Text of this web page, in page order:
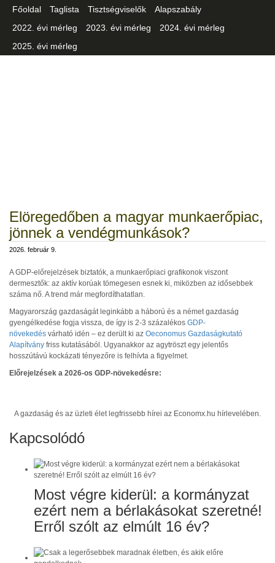
Főoldal Taglista Tisztségviselők
Alapszabály
2022. évi mérleg
2023. évi mérleg
2024. évi mérleg
2025. évi mérleg
Elöregedőben a magyar munkaerőpiac,
jönnek a vendégmunkások?
2026. február 9.
A GDP-előrejelzések biztatók, a munkaerőpiaci grafikonok viszont
dermesztők: az aktív korúak tömegesen esnek ki, miközben az idősebbek
száma nő. A trend már megfordíthatatlan.
Magyarország gazdaságát leginkább a háború és a német gazdaság
gyengélkedése fogja vissza, de így is 2-3 százalékos GDP-
növekedés várható idén – ez derült ki az Oeconomus Gazdaságkutató
Alapítvány friss kutatásából. Ugyanakkor az agytröszt egy jelentős
hosszútávú kockázati tényezőre is felhívta a figyelmet.
Előrejelzések a 2026-os GDP-növekedésre:
A gazdaság és az üzleti élet legfrissebb hírei az Economx.hu hírlevelében.
Kapcsolódó
Most végre kiderül: a kormányzat
ezért nem a bérlakásokat szeretné!
Erről szólt az elmúlt 16 év?